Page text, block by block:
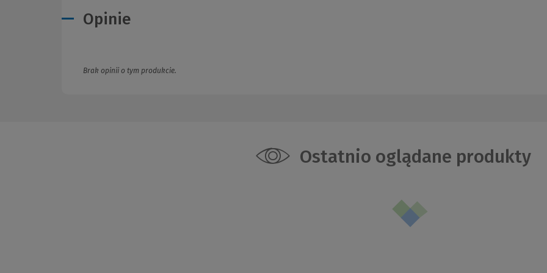
Opinie
Brak opinii o tym produkcie.
Ostatnio oglądane produkty